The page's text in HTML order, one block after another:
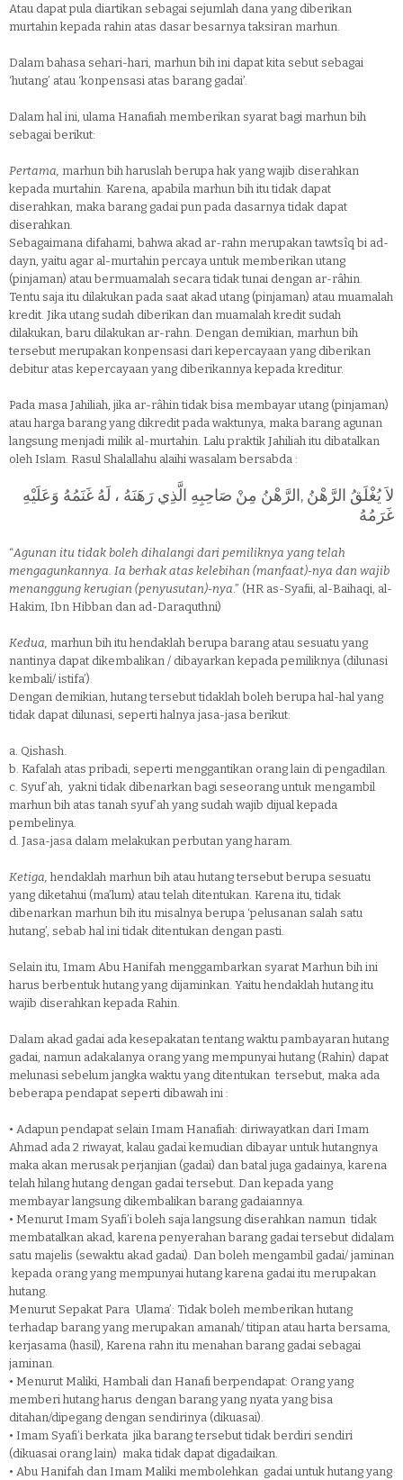
Atau dapat pula diartikan sebagai sejumlah dana yang diberikan
murtahin kepada rahin atas dasar besarnya taksiran marhun.
Dalam bahasa sehari-hari, marhun bih ini dapat kita sebut sebagai
‘hutang’ atau ‘konpensasi atas barang gadai’.
Dalam hal ini, ulama Hanafiah memberikan syarat bagi marhun bih
sebagai berikut:
Pertama, marhun bih haruslah berupa hak yang wajib diserahkan
kepada murtahin. Karena, apabila marhun bih itu tidak dapat
diserahkan, maka barang gadai pun pada dasarnya tidak dapat
diserahkan.
Sebagaimana difahami, bahwa akad ar-rahn merupakan tawtsîq bi ad-
dayn, yaitu agar al-murtahin percaya untuk memberikan utang
(pinjaman) atau bermuamalah secara tidak tunai dengan ar-râhin.
Tentu saja itu dilakukan pada saat akad utang (pinjaman) atau muamalah
kredit. Jika utang sudah diberikan dan muamalah kredit sudah
dilakukan, baru dilakukan ar-rahn. Dengan demikian, marhun bih
tersebut merupakan konpensasi dari kepercayaan yang diberikan
debitur atas kepercayaan yang diberikannya kepada kreditur.
Pada masa Jahiliah, jika ar-râhin tidak bisa membayar utang (pinjaman)
atau harga barang yang dikredit pada waktunya, maka barang agunan
langsung menjadi milik al-murtahin. Lalu praktik Jahiliah itu dibatalkan
oleh Islam. Rasul Shalallahu alaihi wasalam bersabda :
لاَ يُغْلَقُ الرَّهْنُ ,الرَّهْنُ مِنْ صَاحِبِهِ الَّذِي رَهَنَهُ ، لَهُ غَنَمُهُ وَعَلَيْهِ
غَرَمُهُ
“Agunan itu tidak boleh dihalangi dari pemiliknya yang telah
mengagunkannya. Ia berhak atas kelebihan (manfaat)-nya dan wajib
menanggung kerugian (penyusutan)-nya.” (HR as-Syafii, al-Baihaqi, al-
Hakim, Ibn Hibban dan ad-Daraquthni)
Kedua, marhun bih itu hendaklah berupa barang atau sesuatu yang
nantinya dapat dikembalikan / dibayarkan kepada pemiliknya (dilunasi
kembali/ istifa’).
Dengan demikian, hutang tersebut tidaklah boleh berupa hal-hal yang
tidak dapat dilunasi, seperti halnya jasa-jasa berikut:
a. Qishash.
b. Kafalah atas pribadi, seperti menggantikan orang lain di pengadilan.
c. Syuf’ah, yakni tidak dibenarkan bagi seseorang untuk mengambil
marhun bih atas tanah syuf’ah yang sudah wajib dijual kepada
pembelinya.
d. Jasa-jasa dalam melakukan perbutan yang haram.
Ketiga, hendaklah marhun bih atau hutang tersebut berupa sesuatu
yang diketahui (ma’lum) atau telah ditentukan. Karena itu, tidak
dibenarkan marhun bih itu misalnya berupa ‘pelusanan salah satu
hutang’, sebab hal ini tidak ditentukan dengan pasti.
Selain itu, Imam Abu Hanifah menggambarkan syarat Marhun bih ini
harus berbentuk hutang yang dijaminkan. Yaitu hendaklah hutang itu
wajib diserahkan kepada Rahin.
Dalam akad gadai ada kesepakatan tentang waktu pambayaran hutang
gadai, namun adakalanya orang yang mempunyai hutang (Rahin) dapat
melunasi sebelum jangka waktu yang ditentukan tersebut, maka ada
beberapa pendapat seperti dibawah ini :
• Adapun pendapat selain Imam Hanafiah: diriwayatkan dari Imam
Ahmad ada 2 riwayat, kalau gadai kemudian dibayar untuk hutangnya
maka akan merusak perjanjian (gadai) dan batal juga gadainya, karena
telah hilang hutang dengan gadai tersebut. Dan kepada yang
membayar langsung dikembalikan barang gadaiannya.
• Menurut Imam Syafi’i boleh saja langsung diserahkan namun tidak
membatalkan akad, karena penyerahan barang gadai tersebut didalam
satu majelis (sewaktu akad gadai). Dan boleh mengambil gadai/ jaminan
kepada orang yang mempunyai hutang karena gadai itu merupakan
hutang.
Menurut Sepakat Para Ulama’: Tidak boleh memberikan hutang
terhadap barang yang merupakan amanah/ titipan atau harta bersama,
kerjasama (hasil), Karena rahn itu menahan barang gadai sebagai
jaminan.
• Menurut Maliki, Hambali dan Hanafi berpendapat: Orang yang
memberi hutang harus dengan barang yang nyata yang bisa
ditahan/dipegang dengan sendirinya (dikuasai).
• Imam Syafi’i berkata jika barang tersebut tidak berdiri sendiri
(dikuasai orang lain) maka tidak dapat digadaikan.
• Abu Hanifah dan Imam Maliki membolehkan gadai untuk hutang yang